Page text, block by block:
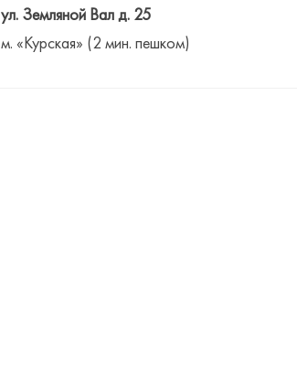
ул. Земляной Вал д. 25
м. «Курская» (2 мин. пешком)